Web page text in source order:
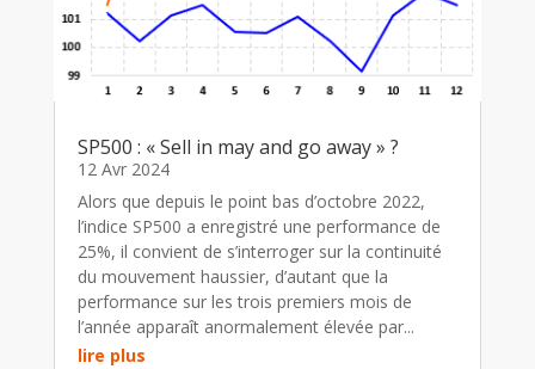
SP500 : « Sell in may and go away » ?
12 Avr 2024
Alors que depuis le point bas d’octobre 2022,
l’indice SP500 a enregistré une performance de
25%, il convient de s’interroger sur la continuité
du mouvement haussier, d’autant que la
performance sur les trois premiers mois de
l’année apparaît anormalement élevée par...
lire plus